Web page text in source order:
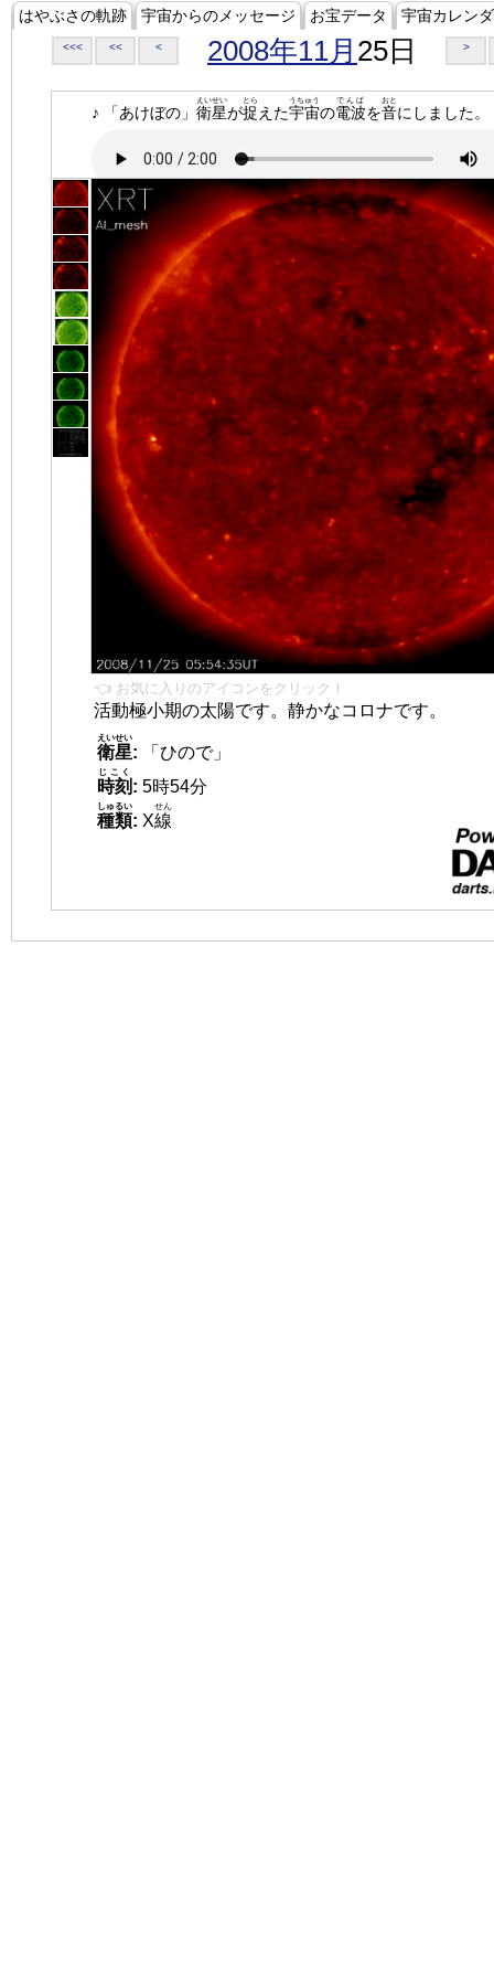
はやぶさの軌跡 宇宙からのメッセージ お宝データ 宇宙カレン
<<< << < 2008年11月 25日 >
♪ 「あけぼの」 衛星
えいせい
が捉
とら
えた宇宙
うちゅう
の電波
でんぱ
を音
おと
にしました。
👈 お気に入りのアイコンをクリック！
活動極小期の太陽です。静かなコロナです。
衛星
えいせい
:
「ひので」
時刻
じこく
: 5時54分
種類
しゅるい
: X線
せん